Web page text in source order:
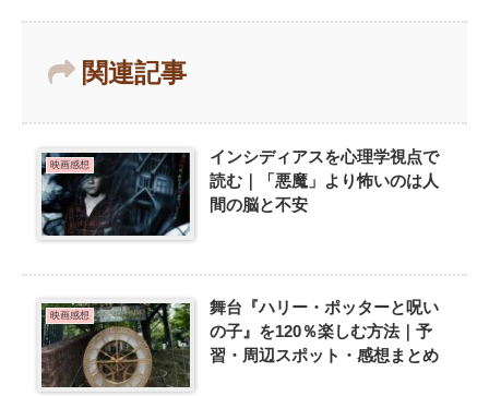
関連記事
映画感想
インシディアスを心理学視点で
読む｜「悪魔」より怖いのは人
間の脳と不安
映画感想
舞台『ハリー・ポッターと呪い
の子』を120％楽しむ方法｜予
習・周辺スポット・感想まとめ